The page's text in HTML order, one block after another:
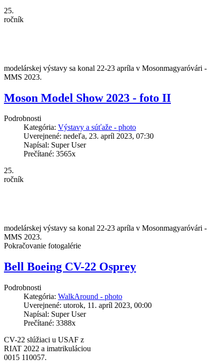
25.
ročník
modelárskej výstavy sa konal 22-23 apríla v Mosonmagyaróvári -
MMS 2023.
Moson Model Show 2023 - foto II
Podrobnosti
Kategória: Výstavy a súťaže - photo
Uverejnené: nedeľa, 23. apríl 2023, 07:30
Napísal: Super User
Prečítané: 3565x
25.
ročník
modelárskej výstavy sa konal 22-23 apríla v Mosonmagyaróvári -
MMS 2023.
Pokračovanie fotogalérie
Bell Boeing CV-22 Osprey
Podrobnosti
Kategória: WalkAround - photo
Uverejnené: utorok, 11. apríl 2023, 00:00
Napísal: Super User
Prečítané: 3388x
CV-22 slúžiaci u USAF z
RIAT 2022 a imatrikuláciou
0015 110057.